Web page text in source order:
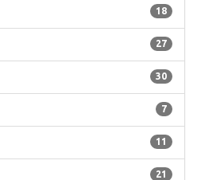
18
27
30
7
11
21